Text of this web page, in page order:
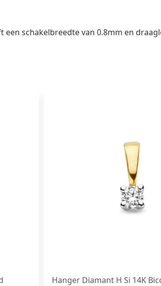
schakelbreedte van 0.8mm en
Hanger Diamant H Si 14K